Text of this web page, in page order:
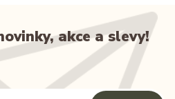
akce a slevy!